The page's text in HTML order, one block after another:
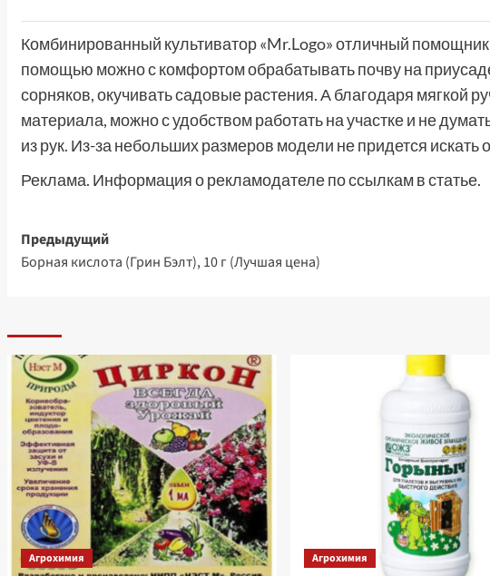
Комбинированный культиватор «Mr.Logo» отличный
помощью можно с комфортом обрабатывать почву на
сорняков, окучивать садовые растения. А благодаря мягкой
материала, можно с удобством работать на участке и не
из рук. Из-за небольших размеров модели не придется искать
Реклама. Информация о рекламодателе по ссылкам в статье.
Навигация
записи
Предыдущий
Борная кислота (Грин Бэлт), 10 г (Лучшая цена)
Агрохимия Агрохимия